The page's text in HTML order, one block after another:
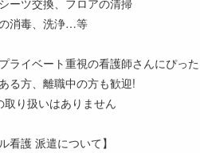
消毒、洗浄…等
ライベート重視の看護師さんにぴっ
る方、離職中の方も歓迎!
取り扱いはありません
看護 派遣について】